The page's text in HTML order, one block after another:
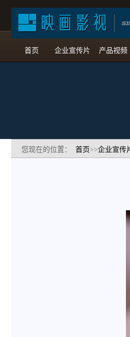
首页
企业宣传片 产品视频
您现在的位置： 首页>>企业宣传